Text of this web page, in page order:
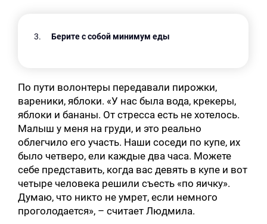
Берите с собой минимум еды
По пути волонтеры передавали пирожки,
вареники, яблоки. «У нас была вода, крекеры,
яблоки и бананы. От стресса есть не хотелось.
Малыш у меня на груди, и это реально
облегчило его участь. Наши соседи по купе, их
было четверо, ели каждые два часа. Можете
себе представить, когда вас девять в купе и вот
четыре человека решили съесть «по яичку».
Думаю, что никто не умрет, если немного
проголодается», – считает Людмила.